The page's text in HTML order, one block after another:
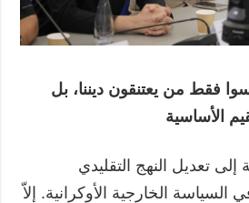
فقط من يعتنقون ديننا، بل
الأساسية
تعديل النهج التقليدي
السياسة الخارجية الأوكرانية. إلاّ